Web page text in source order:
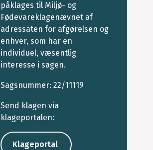
påklages til Miljø- og
Fødevareklagenævnet af
adressaten for afgørelsen og
enhver, som har en
individuel, væsentlig
interesse i sagen.
Sagsnummer: 22/11119
Send klagen via
klageportalen:
Klageportal